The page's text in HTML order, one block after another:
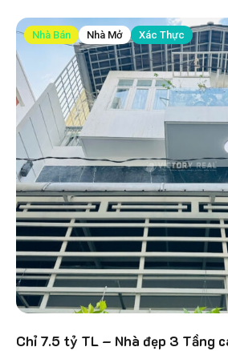
Nhà Bán Nhà Mở Xác Thực
Chỉ 7.5 tỷ TL – Nhà đẹp 3 Tầng